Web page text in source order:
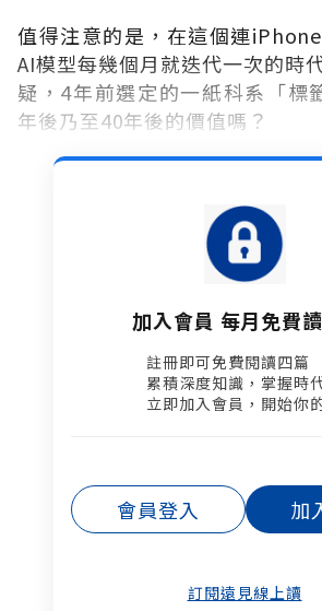
值得注意的是，在這個連
AI模型每幾個月就迭代一次的時
疑，4年前選定的一紙科系「標
年後乃至40年後的價值嗎？
加入會員 每月免費
註冊即可免費閱讀四篇​
累積深度知識，掌握時
立即加入會員，開始你
會員登入 加
訂閱遠見線上讀